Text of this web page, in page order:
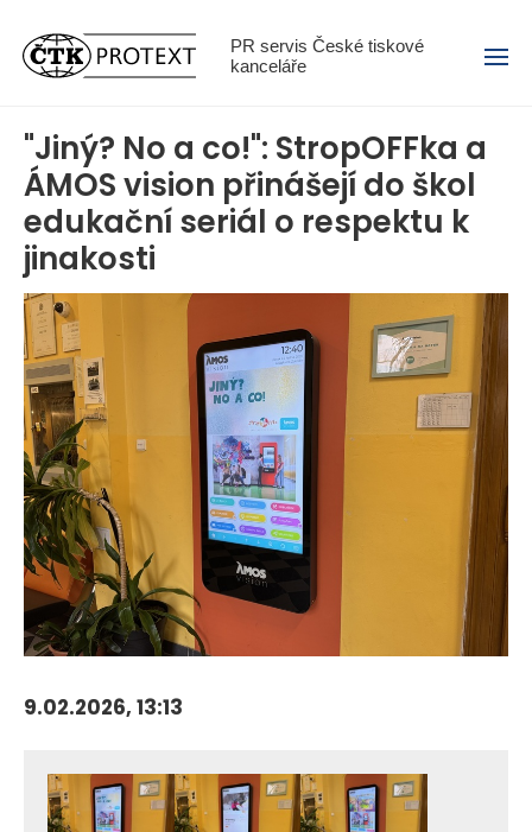
PR servis České tiskové
kanceláře
Menu
"Jiný? No a co!": StropOFFka a
ÁMOS vision přinášejí do škol
edukační seriál o respektu k
jinakosti
9.02.2026, 13:13